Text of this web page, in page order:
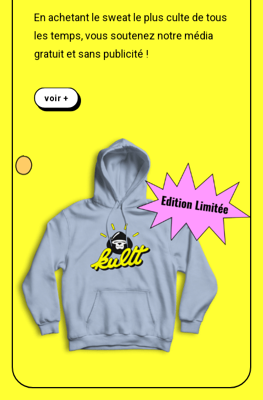
En achetant le sweat le plus culte de tous
les temps, vous soutenez notre média
gratuit et sans publicité !
voir +